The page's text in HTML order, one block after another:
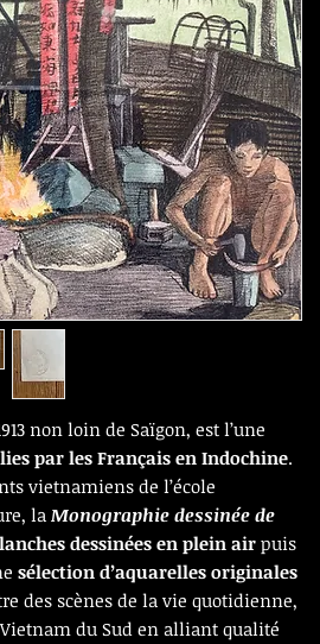
non loin de Saïgon, est l’une
par les Français en Indochine.
vietnamiens de l’école
la Monographie dessinée de
dessinées en plein air puis
sélection d’aquarelles originales
des scènes de la vie quotidienne,
du Sud en alliant qualité